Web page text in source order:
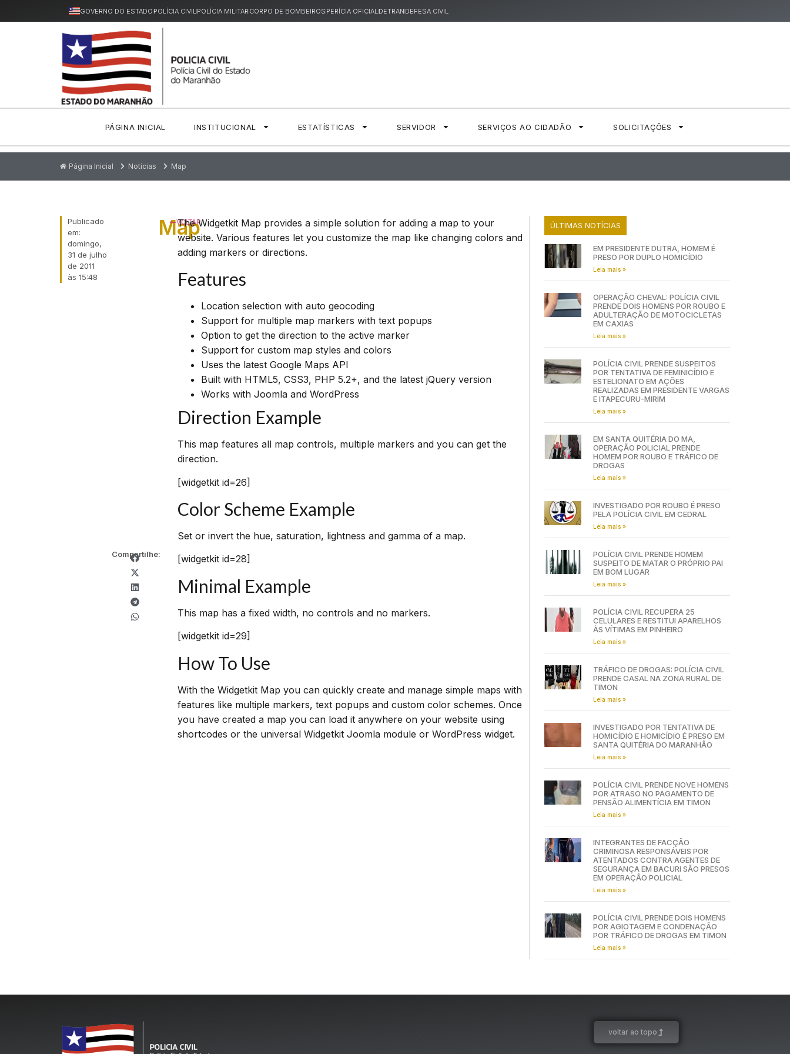
GOVERNO DO ESTADOPOLÍCIA CIVILPOLÍCIA MILITARCORPO DE BOMBEIROSPERÍCIA OFICIALDETRANDEFESA CIVIL
PÁGINA INICIAL INSTITUCIONAL ESTATÍSTICAS SERVIDOR SERVIÇOS AO CIDADÃO SOLICITAÇÕES
Página Inicial Notícias Map
Publicado
em:
domingo,
31 de julho
de 2011
às 15:48
Compartilhe:
Map
VOLTAR
The Widgetkit Map provides a simple solution for adding a map to your
website. Various features let you customize the map like changing colors and
adding markers or directions.
Features
Location selection with auto geocoding
Support for multiple map markers with text popups
Option to get the direction to the active marker
Support for custom map styles and colors
Uses the latest Google Maps API
Built with HTML5, CSS3, PHP 5.2+, and the latest jQuery version
Works with Joomla and WordPress
Direction Example
This map features all map controls, multiple markers and you can get the
direction.
[widgetkit id=26]
Color Scheme Example
Set or invert the hue, saturation, lightness and gamma of a map.
[widgetkit id=28]
Minimal Example
This map has a fixed width, no controls and no markers.
[widgetkit id=29]
How To Use
With the Widgetkit Map you can quickly create and manage simple maps with
features like multiple markers, text popups and custom color schemes. Once
you have created a map you can load it anywhere on your website using
shortcodes or the universal Widgetkit Joomla module or WordPress widget.
ÚLTIMAS NOTÍCIAS
EM PRESIDENTE DUTRA, HOMEM É
PRESO POR DUPLO HOMICÍDIO
Leia mais »
OPERAÇÃO CHEVAL: POLÍCIA CIVIL
PRENDE DOIS HOMENS POR ROUBO E
ADULTERAÇÃO DE MOTOCICLETAS
EM CAXIAS
Leia mais »
POLÍCIA CIVIL PRENDE SUSPEITOS
POR TENTATIVA DE FEMINICÍDIO E
ESTELIONATO EM AÇÕES
REALIZADAS EM PRESIDENTE VARGAS
E ITAPECURU-MIRIM
Leia mais »
EM SANTA QUITÉRIA DO MA,
OPERAÇÃO POLICIAL PRENDE
HOMEM POR ROUBO E TRÁFICO DE
DROGAS
Leia mais »
INVESTIGADO POR ROUBO É PRESO
PELA POLÍCIA CIVIL EM CEDRAL
Leia mais »
POLÍCIA CIVIL PRENDE HOMEM
SUSPEITO DE MATAR O PRÓPRIO PAI
EM BOM LUGAR
Leia mais »
POLÍCIA CIVIL RECUPERA 25
CELULARES E RESTITUI APARELHOS
ÀS VÍTIMAS EM PINHEIRO
Leia mais »
TRÁFICO DE DROGAS: POLÍCIA CIVIL
PRENDE CASAL NA ZONA RURAL DE
TIMON
Leia mais »
INVESTIGADO POR TENTATIVA DE
HOMICÍDIO E HOMICÍDIO É PRESO EM
SANTA QUITÉRIA DO MARANHÃO
Leia mais »
POLÍCIA CIVIL PRENDE NOVE HOMENS
POR ATRASO NO PAGAMENTO DE
PENSÃO ALIMENTÍCIA EM TIMON
Leia mais »
INTEGRANTES DE FACÇÃO
CRIMINOSA RESPONSÁVEIS POR
ATENTADOS CONTRA AGENTES DE
SEGURANÇA EM BACURI SÃO PRESOS
EM OPERAÇÃO POLICIAL
Leia mais »
POLÍCIA CIVIL PRENDE DOIS HOMENS
POR AGIOTAGEM E CONDENAÇÃO
POR TRÁFICO DE DROGAS EM TIMON
Leia mais »
voltar ao topo